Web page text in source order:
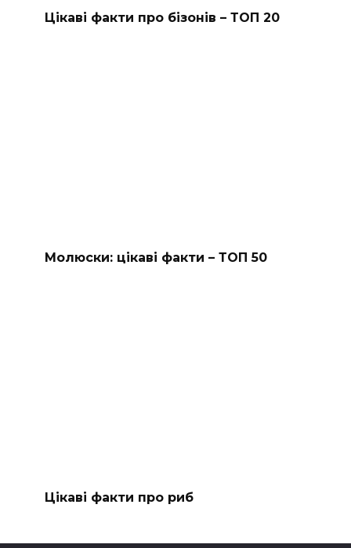
Цікаві факти про бізонів – ТОП 20
Молюски: цікаві факти – ТОП 50
Цікаві факти про риб